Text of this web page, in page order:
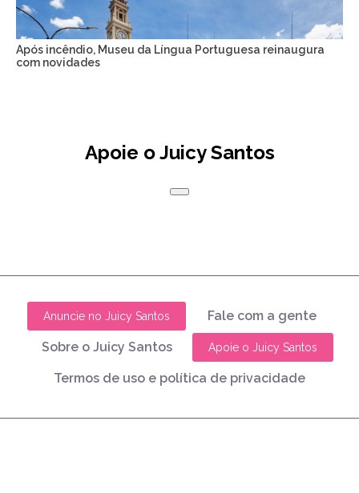
Após incêndio, Museu da Língua Portuguesa reinaugura
com novidades
Apoie o Juicy Santos
Anuncie no Juicy Santos Fale com a gente
Sobre o Juicy Santos Apoie o Juicy Santos
Termos de uso e política de privacidade